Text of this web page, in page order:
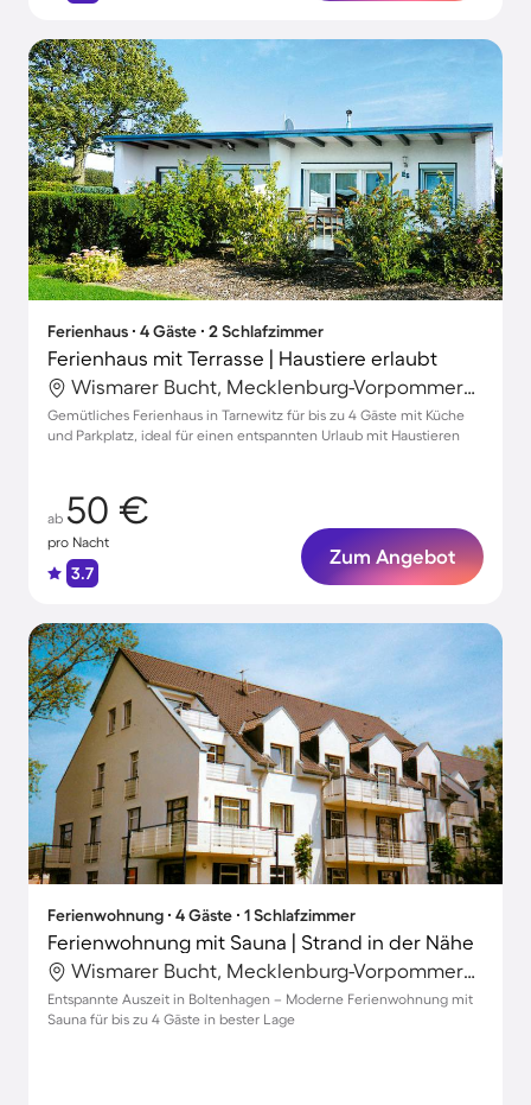
Ferienhaus ∙ 4 Gäste ∙ 2 Schlafzimmer
Ferienhaus mit Terrasse | Haustiere erlaubt
Wismarer Bucht, Mecklenburg-Vorpommern, Deutschland
Gemütliches Ferienhaus in Tarnewitz für bis zu 4 Gäste mit Küche
und Parkplatz, ideal für einen entspannten Urlaub mit Haustieren
ab 50 €
pro Nacht
3.7
Zum Angebot
Ferienwohnung ∙ 4 Gäste ∙ 1 Schlafzimmer
Ferienwohnung mit Sauna | Strand in der Nähe
Wismarer Bucht, Mecklenburg-Vorpommern, Deutschland
Entspannte Auszeit in Boltenhagen – Moderne Ferienwohnung mit
Sauna für bis zu 4 Gäste in bester Lage